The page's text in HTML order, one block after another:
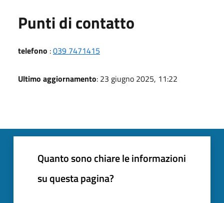
Punti di contatto
telefono :039 7471415
Ultimo aggiornamento: 23 giugno 2025, 11:22
Quanto sono chiare le informazioni
su questa pagina?